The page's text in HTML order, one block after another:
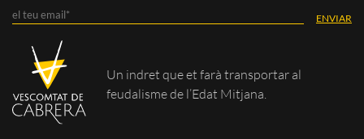
Un indret que et farà transportar al
feudalisme de l’Edat Mitjana.